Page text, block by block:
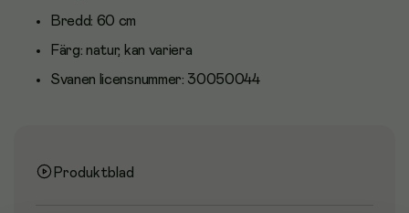
Bredd: 60 cm
Färg: natur, kan variera
Svanen licensnummer: 30050044
Produktblad